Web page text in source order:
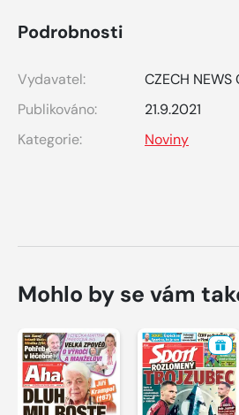
Podrobnosti
Vydavatel:
CZECH NEWS
Publikováno:
21.9.2021
Kategorie:
Noviny
Mohlo by se vám